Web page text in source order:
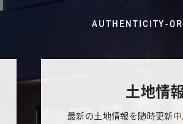
AUTHENTICITY-
土地情
最新の土地情報を随時更新